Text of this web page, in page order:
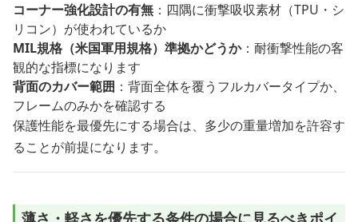
コーナー強化設計の有無 ：四隅に衝撃吸収素材（TPU・シ
リコン）が使われているか
MIL規格（米国軍用規格）準拠かどうか：耐衝撃性能の客
観的な指標になります
背面のカバー範囲 ：背面全体を覆うフルカバータイプか、
フレームのみかを確認する
保護性能を最優先にする場合は、多少の重量増加を許容す
ることが前提になります。
薄さ・軽さを優先する条件の場合に見るべきポイ